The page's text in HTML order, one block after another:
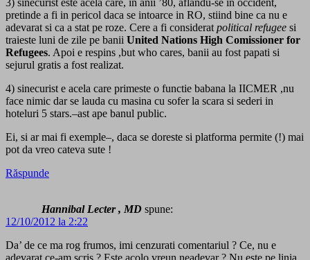
pretinde a fi in pericol daca se intoarce in RO, stiind bine ca nu e
adevarat si ca a stat pe roze. Cere a fi considerat political refugee si
traieste luni de zile pe banii United Nations High Comissioner for
Refugees. Apoi e respins ,but who cares, banii au fost papati si
sejurul gratis a fost realizat.
4) sinecurist e acela care primeste o functie babana la IICMER ,nu
face nimic dar se lauda cu masina cu sofer la scara si sederi in
hoteluri 5 stars.–ast ape banul public.
Ei, si ar mai fi exemple–, daca se doreste si platforma permite (!) mai
pot da vreo cateva sute !
Răspunde
Hannibal Lecter , MD spune:
12/10/2012 la 2:22
Da’ de ce ma rog frumos, imi cenzurati comentariul ? Ce, nu e
adevarat ce-am scris ? Este acolo vreun neadevar ? Nu este pe linia